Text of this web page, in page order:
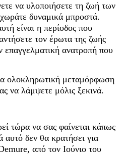
να υλοποιήσετε τη ζωή των
δυναμικά μπροστά.
είναι η περίοδος που
τον έρωτα της ζωής
επαγγελματική ανατροπή που
ολοκληρωτική μεταμόρφωση
να λάμψετε μόλις ξεκινά.
τώρα να σας φαίνεται κάπως
δεν θα κρατήσει για
από τον Ιούνιο του